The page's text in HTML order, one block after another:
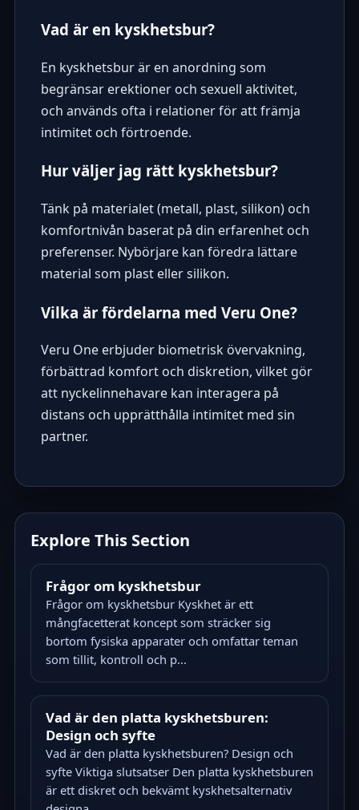
Vad är en kyskhetsbur?
En kyskhetsbur är en anordning som
begränsar erektioner och sexuell aktivitet,
och används ofta i relationer för att främja
intimitet och förtroende.
Hur väljer jag rätt kyskhetsbur?
Tänk på materialet (metall, plast, silikon) och
komfortnivån baserat på din erfarenhet och
preferenser. Nybörjare kan föredra lättare
material som plast eller silikon.
Vilka är fördelarna med Veru One?
Veru One erbjuder biometrisk övervakning,
förbättrad komfort och diskretion, vilket gör
att nyckelinnehavare kan interagera på
distans och upprätthålla intimitet med sin
partner.
Explore This Section
Frågor om kyskhetsbur
Frågor om kyskhetsbur Kyskhet är ett
mångfacetterat koncept som sträcker sig
bortom fysiska apparater och omfattar teman
som tillit, kontroll och p...
Vad är den platta kyskhetsburen:
Design och syfte
Vad är den platta kyskhetsburen? Design och
syfte Viktiga slutsatser Den platta kyskhetsburen
är ett diskret och bekvämt kyskhetsalternativ